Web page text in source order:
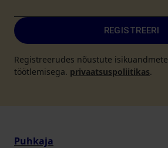
REGISTREERI
Registreerudes nõustute isikuandmete
töötlemisega. privaatsuspoliitikas.
Puhkaja